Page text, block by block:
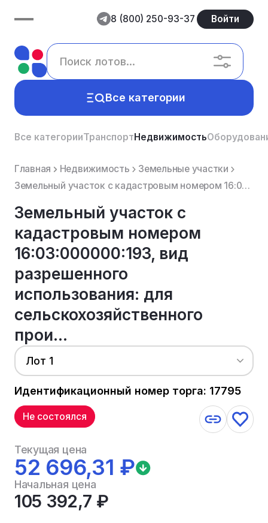
8 (800) 250-93-37 Войти
Все категории
Все категорииТранспортНедвижимость
Главная Недвижимость
Земельные участки
Земельный участок с кадастровым номером 16:03:000000:193, вид разрешенного использования: для сельск...
Земельный участок с
кадастровым номером
16:03:000000:193, вид
разрешенного
использования: для
сельскохозяйственного
прои...
Лот 1
Идентификационный номер торга: 17795
Не состоялся
Текущая цена
52 696,31 ₽
Начальная цена
105 392,7 ₽